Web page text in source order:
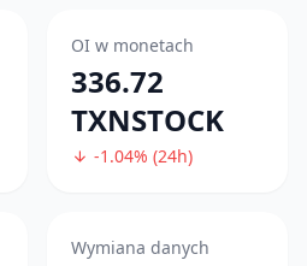
OI w monetach
336.72
TXNSTOCK
-1.04% (24h)
Wymiana danych